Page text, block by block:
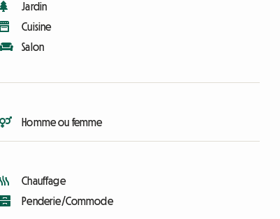
Jardin
Cuisine
Salon
Homme ou femme
Chauffage
Penderie/Commode